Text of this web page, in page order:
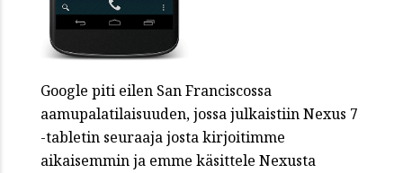
Google piti eilen San Franciscossa
aamupalatilaisuuden, jossa julkaistiin Nexus 7
-tabletin seuraaja josta kirjoitimme
aikaisemmin ja emme käsittele Nexusta